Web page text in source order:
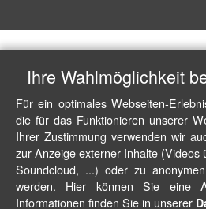
Ihre Wahlmöglichkeit
Für ein optimales Webseiten-
die für das Funktionieren unserer
Ihrer Zustimmung verwenden wir
zur Anzeige externer Inhalte (Videos
Soundcloud, ...) oder zu
werden. Hier können Sie eine
Informationen finden Sie in unserer